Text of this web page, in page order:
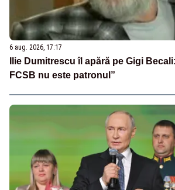
6 aug. 2026, 17:17
Ilie Dumitrescu îl apără pe Gigi
FCSB nu este patronul”